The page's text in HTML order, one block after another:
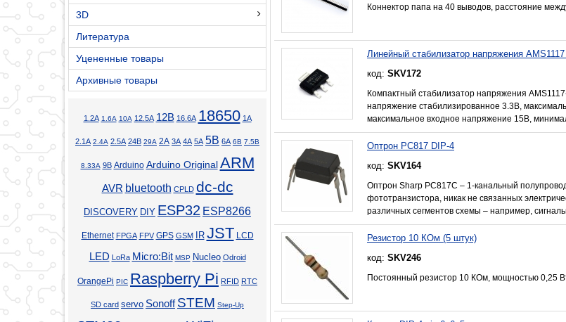
3D
Литература
Уцененные товары
Архивные товары
1.2А 1.6А 10А 12.5А 12В 16.6А 18650 1А
2.1А 2.4А 2.5А 24В 29А 2А 3А 4А 5А 5В 6А 6В 7.5В
8.33А 9В Arduino Arduino Original ARM
AVR bluetooth CPLD dc-dc
DISCOVERY DIY ESP32 ESP8266
Ethernet FPGA FPV GPS GSM IR JST LCD
LED LoRa Micro:Bit MSP Nucleo Odroid
OrangePi PIC Raspberry Pi RFID RTC
SD card servo Sonoff STEM Step-Up
Коннектор папа на 40 выводов, расстояние
Линейный стабилизатор напряжения
код: SKV172
Компактный стабилизатор напряжения
напряжение стабилизированное 3.3В,
максимальное входное напряжение 15В,
Оптрон PC817 DIP-4
код: SKV164
Оптрон Sharp PC817C – 1-канальный
фототранзистора, никак не связанных
различных сегментов схемы – например,
Резистор 10 КОм (5 штук)
код: SKV246
Постоянный резистор 10 КОм, мощностью 0,25